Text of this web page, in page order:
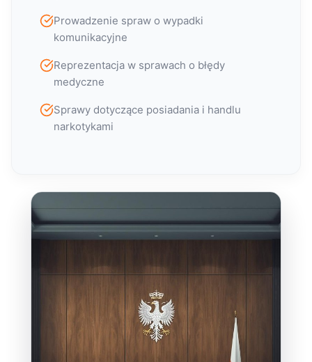
Prowadzenie spraw o wypadki
komunikacyjne
Reprezentacja w sprawach o błędy
medyczne
Sprawy dotyczące posiadania i handlu
narkotykami
Reprezentacja na etapie zatrzymania i